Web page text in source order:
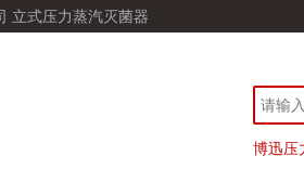
立式压力蒸汽灭菌器
博迅压